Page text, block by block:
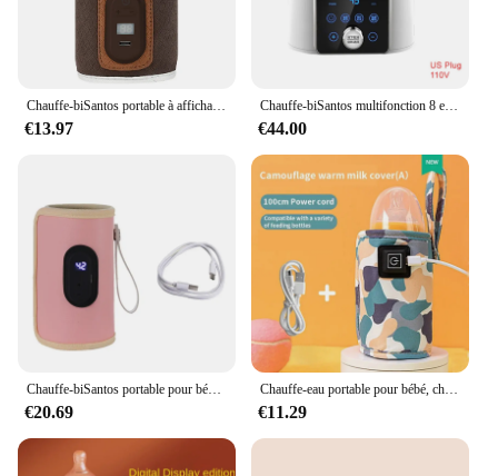
€13.97
Chauffe-biSantos multifonction 8 en 1, arabisateur, chauffe-lait rapide avec minuterie, lait maternel ou formule adaptée à 2 HI
€44.00
€20.69
Chauffe-eau portable pour bébé, chauffe-biSantos, sac isotherme, poussette de voyage, fournitures sûres pour enfants, extérieur, hiver
€11.29